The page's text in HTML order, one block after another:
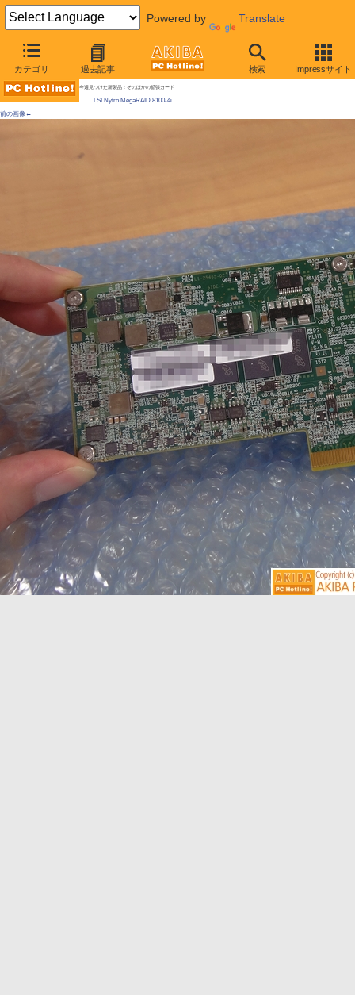
Powered by Translate
カテゴリ 過去記事 検索 Impressサイト
AKIBA PC Hotline!
[拡大画像]SLCフラッシュ100GBオンボードのRAIDカードがLSIから登場 / キャッシュとして利用
今週見つけた新製品：そのほかの拡張カード
LSI Nytro MegaRAID 8100-4i
前の画像←